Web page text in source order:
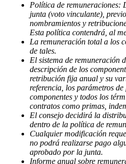
Política de remuneraciones:
junta (voto vinculante),
nombramientos y
Esta política contendrá, al
La remuneración total a los
de tales.
El sistema de remuneración
descripción de los
retribución fija anual y su
referencia, los parámetros
componentes y todos los
contratos como primas,
El consejo decidirá la
dentro de la política de
Cualquier modificación
no podrá realizarse pago
aprobado por la junta.
Informe anual sobre